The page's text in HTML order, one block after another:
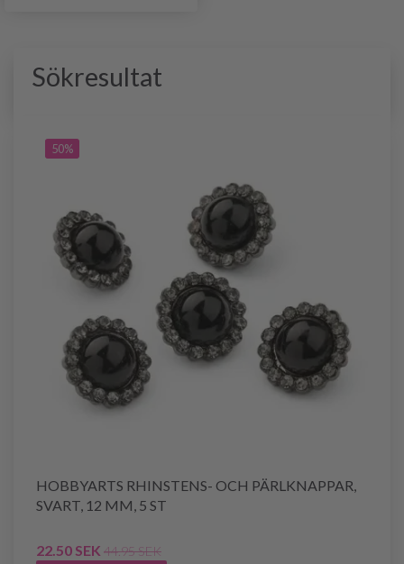
Sökresultat
50%
HOBBYARTS RHINSTENS- OCH PÄRLKNAPPAR,
SVART, 12 MM, 5 ST
22.50 SEK 44.95 SEK